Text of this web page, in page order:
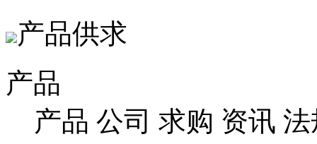
产品供求
产品
产品 公司 求购 资讯 法